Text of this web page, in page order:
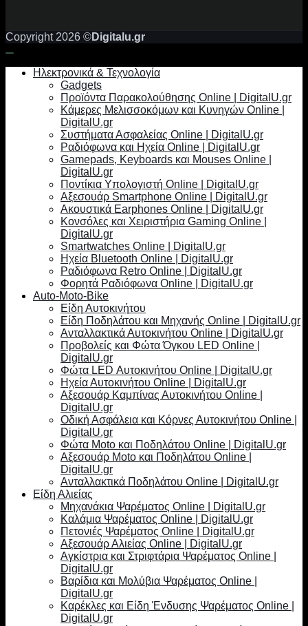
Copyright 2026 ©Digitalu.gr
Ηλεκτρονικά & Τεχνολογία
Gadgets
Προϊόντα Παρακολούθησης Online | DigitalU.gr
Κάμερες Μελισσοκόμων και Κυνηγών Online |
DigitalU.gr
Συστήματα Ασφαλείας Online | DigitalU.gr
Ραδιόφωνα και Ηχεία Online | DigitalU.gr
Gamepads, Keyboards και Mouses Online |
DigitalU.gr
Ποντίκια Υπολογιστή Online | DigitalU.gr
Αξεσουάρ Smartphone Online | DigitalU.gr
Ακουστικά Earphones Online | DigitalU.gr
Κονσόλες και Χειριστήρια Gaming Online |
DigitalU.gr
Smartwatches Online | DigitalU.gr
Ηχεία Bluetooth Online | DigitalU.gr
Ραδιόφωνα Retro Online | DigitalU.gr
Φορητά Ραδιόφωνα Online | DigitalU.gr
Auto-Moto-Bike
Είδη Αυτοκινήτου
Είδη Ποδηλάτου και Μηχανής Online | DigitalU.gr
Ανταλλακτικά Αυτοκινήτου Online | DigitalU.gr
Προβολείς και Φώτα Όγκου LED Online |
DigitalU.gr
Φώτα LED Αυτοκινήτου Online | DigitalU.gr
Ηχεία Αυτοκινήτου Online | DigitalU.gr
Αξεσουάρ Καμπίνας Αυτοκινήτου Online |
DigitalU.gr
Οδική Ασφάλεια και Κόρνες Αυτοκινήτου Online |
DigitalU.gr
Φώτα Moto και Ποδηλάτου Online | DigitalU.gr
Αξεσουάρ Moto και Ποδηλάτου Online |
DigitalU.gr
Ανταλλακτικά Ποδηλάτου Online | DigitalU.gr
Είδη Αλιείας
Μηχανάκια Ψαρέματος Online | DigitalU.gr
Καλάμια Ψαρέματος Online | DigitalU.gr
Πετονιές Ψαρέματος Online | DigitalU.gr
Αξεσουάρ Αλιείας Online | DigitalU.gr
Αγκίστρια και Στριφτάρια Ψαρέματος Online |
DigitalU.gr
Βαρίδια και Μολύβια Ψαρέματος Online |
DigitalU.gr
Καρέκλες και Είδη Ένδυσης Ψαρέματος Online |
DigitalU.gr